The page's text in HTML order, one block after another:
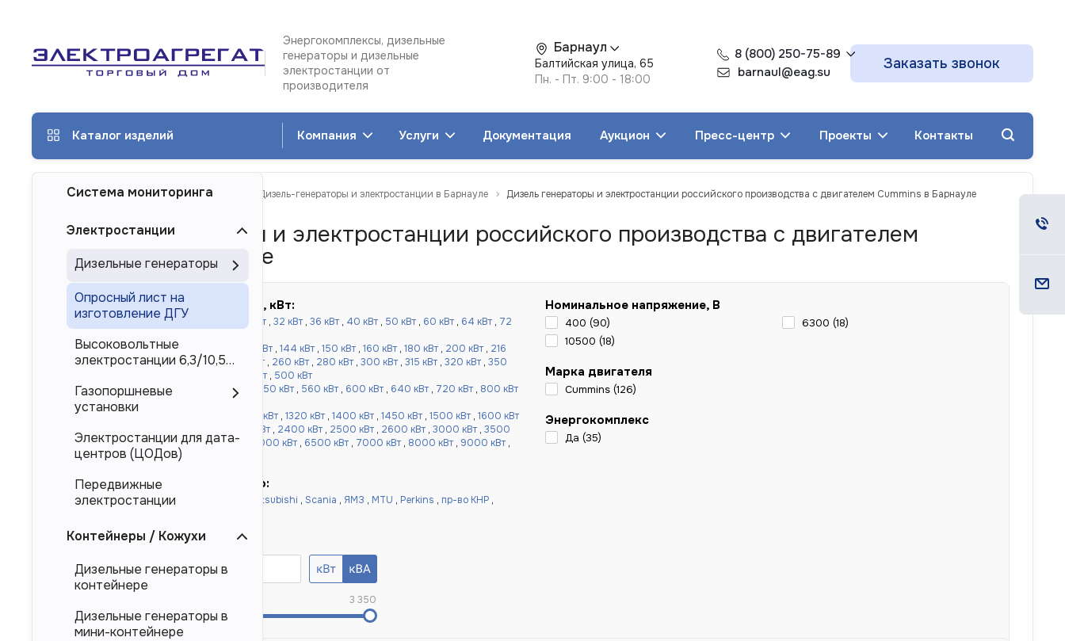
Энергокомплексы, дизельные
генераторы и дизельные
электростанции от
производителя
Барнаул
Балтийская улица, 65
Пн. - Пт. 9:00 - 18:00
8 (800) 250-75-89
barnaul@eag.su
Заказать звонок
Каталог изделий Компания Услуги Документация Аукцион Пресс-центр Проекты Контакты
ТД Электроагрегат Каталог изделий Дизель-генераторы и электростанции в Барнауле Дизель генераторы и электростанции российского производства с двигателем Cummins в Барнауле
Дизель генераторы и электростанции российского производства с двигателем
Cummins в Барнауле
Быстрый подбор по мощности, кВт:
до 100 кВт: 16 кВт , 20 кВт 30 кВт , 32 кВт , 36 кВт , 40 кВт , 50 кВт , 60 кВт , 64 кВт , 72
от 120 до 500 кВт:110 кВт 130 кВт , 144 кВт , 150 кВт , 160 кВт , 180 кВт , 200 кВт , 216
кВт,220 кВт,240 кВт ,250 кВт,256 кВт , 260 кВт , 280 кВт , 300 кВт , 315 кВт , 320 кВт , 350
480 кВт , 500 кВт
от 520 до 1000 кВт: 520 кВт 540 кВт 550 кВт , 560 кВт , 600 кВт , 640 кВт , 720 кВт , 800 кВт
,900 кВт,1000 кВт
более 1000 кВт:
1200 кВт , 1320 кВт , 1400 кВт , 1450 кВт , 1500 кВт , 1600 кВт
2200 кВт , 2400 кВт , 2500 кВт , 2600 кВт , 3000 кВт , 3500
кВт,4000 кВт ,4500 кВт,5000 кВт 6000 кВт , 6500 кВт , 7000 кВт , 8000 кВт , 9000 кВт ,
10000 кВт
Быстрый подбор по двигателю:
Doosan,Cummins,Baudouin Mitsubishi , Scania , ЯМЗ , MTU , Perkins , пр-во КНР ,
Номинальная мощность, кВА
3 350
Номинальное напряжение, В
400 (90) 6300 (18)
10500 (18)
Марка двигателя
Cummins (126)
Энергокомплекс
Да (35)
Система мониторинга
Электростанции
Дизельные генераторы
Опросный лист на
изготовление ДГУ
Высоковольтные
электростанции 6,3/10,5
Газопоршневые
установки
Электростанции для дата-
центров (ЦОДов)
Передвижные
электростанции
Контейнеры / Кожухи
Дизельные генераторы в
контейнере
Дизельные генераторы в
мини-контейнере